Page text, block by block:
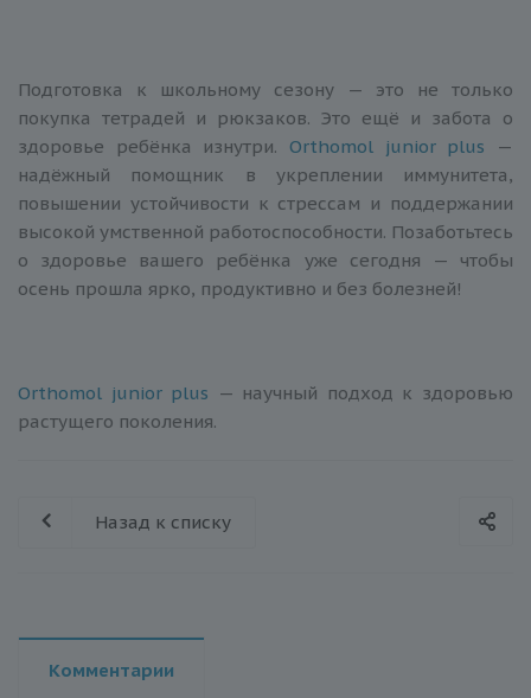
Подготовка к школьному сезону — это не только
покупка тетрадей и рюкзаков. Это ещё и забота о
здоровье ребёнка изнутри. Orthomol junior plus —
надёжный помощник в укреплении иммунитета,
повышении устойчивости к стрессам и поддержании
высокой умственной работоспособности. Позаботьтесь
о здоровье вашего ребёнка уже сегодня — чтобы
осень прошла ярко, продуктивно и без болезней!
Orthomol junior plus — научный подход к здоровью
растущего поколения.
Назад к списку
Комментарии